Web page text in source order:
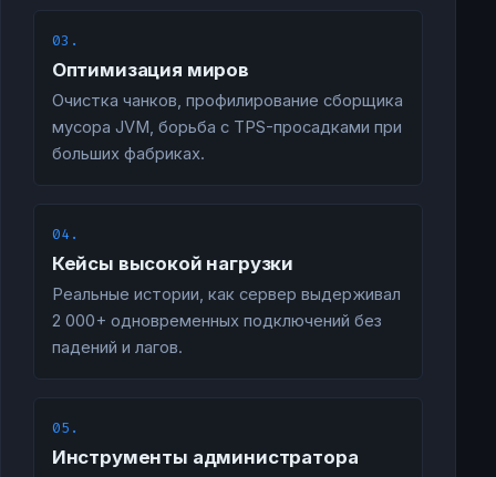
03.
Оптимизация миров
Очистка чанков, профилирование сборщика
мусора JVM, борьба с TPS-просадками при
больших фабриках.
04.
Кейсы высокой нагрузки
Реальные истории, как сервер выдерживал
2 000+ одновременных подключений без
падений и лагов.
05.
Инструменты администратора